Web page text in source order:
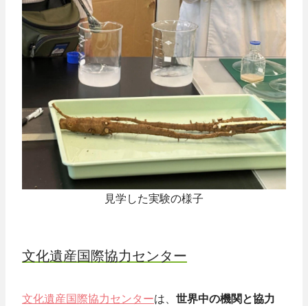
見学した実験の様子
文化遺産国際協力センター
文化遺産国際協力センターは、 世界中の機関と協力